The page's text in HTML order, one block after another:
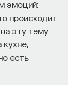
эмоций:
происходит
эту тему
есть